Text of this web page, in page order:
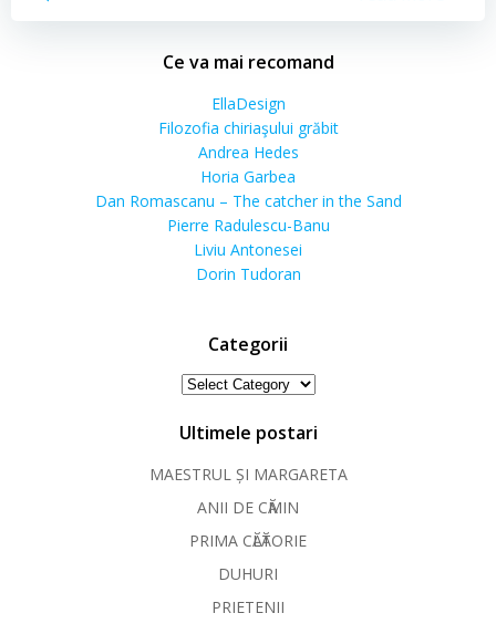
Ce va mai recomand
EllaDesign
Filozofia chiriaşului grăbit
Andrea Hedes
Horia Garbea
Dan Romascanu – The catcher in the Sand
Pierre Radulescu-Banu
Liviu Antonesei
Dorin Tudoran
Categorii
Categorii
Ultimele postari
MAESTRUL ȘI MARGARETA
ANII DE CӐMIN
PRIMA CӐLӐTORIE
DUHURI
PRIETENII